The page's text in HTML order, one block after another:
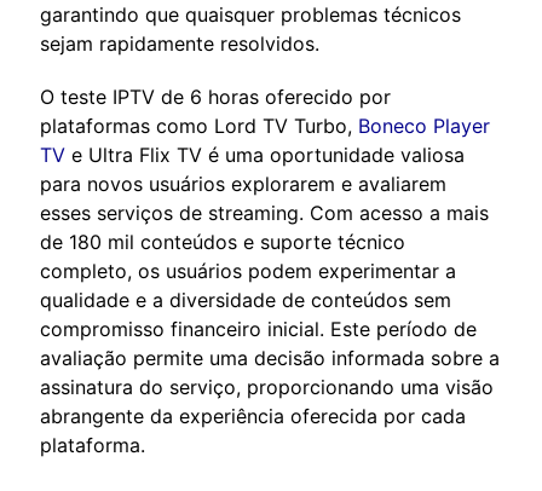
garantindo que quaisquer problemas técnicos
sejam rapidamente resolvidos.
O teste IPTV de 6 horas oferecido por
plataformas como Lord TV Turbo, Boneco Player
TV e Ultra Flix TV é uma oportunidade valiosa
para novos usuários explorarem e avaliarem
esses serviços de streaming. Com acesso a mais
de 180 mil conteúdos e suporte técnico
completo, os usuários podem experimentar a
qualidade e a diversidade de conteúdos sem
compromisso financeiro inicial. Este período de
avaliação permite uma decisão informada sobre a
assinatura do serviço, proporcionando uma visão
abrangente da experiência oferecida por cada
plataforma.